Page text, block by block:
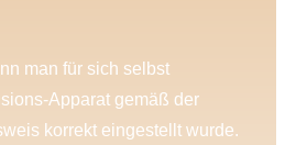
man für sich selbst
Apparat gemäß der
korrekt eingestellt wurde.